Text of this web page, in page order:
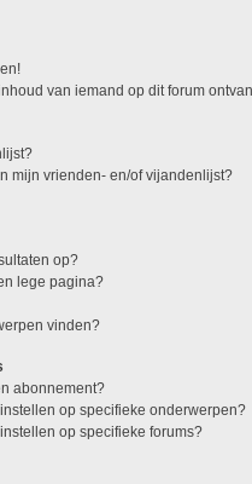
van iemand op dit forum
mijn vrienden- en/of vijandenlijst?
op?
lege pagina?
vinden?
abonnement?
op specifieke onderwerpen?
op specifieke forums?